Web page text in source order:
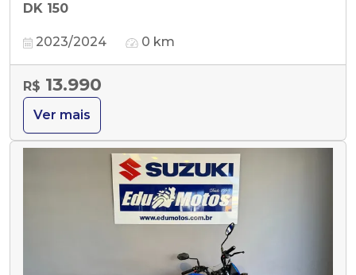
DK 150
2023/2024 0 km
R$ 13.990
Ver mais